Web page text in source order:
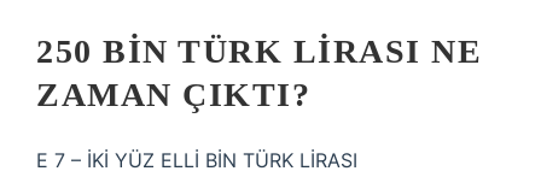
250 BIN TÜRK LIRASI NE
ZAMAN ÇIKTI?
E 7 – İKİ YÜZ ELLİ BİN TÜRK LİRASI